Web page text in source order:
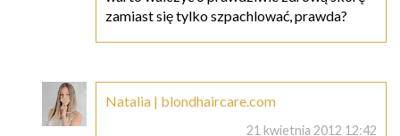
zamiast się tylko szpachlować, prawda?
Natalia | blondhaircare.com
21 kwietnia 2012 12:42